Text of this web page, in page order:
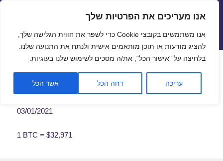
פתח
אנו מעריכים את הפרטיות שלך
אנו משתמשים בקובצי Cookie כדי לשפר את חווית הגלישה שלך,
להציג מודעות או תוכן מותאמים אישית ולנתח את התנועה שלנו.
בלחיצה על "אישור הכל", את/ה מסכים לשימוש שלנו בעוגיות.
עריכה דחה הכל אשר הכל
שערי חליפין יציגים – שער יציג
תפריטים
ווידג'טים
שער ביטקוין לתאריך 03/01/2021
03/01/2021
1 BTC = $32,971